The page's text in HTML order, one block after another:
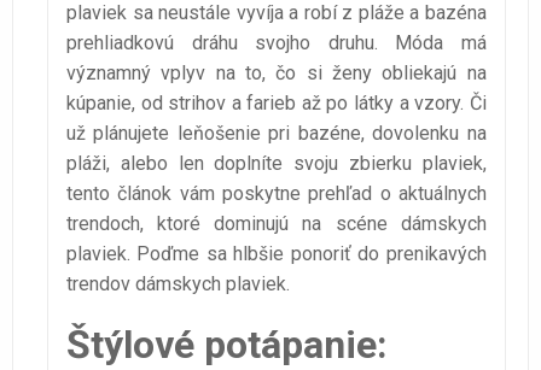
plaviek sa neustále vyvíja a robí z pláže a bazéna
prehliadkovú dráhu svojho druhu. Móda má
významný vplyv na to, čo si ženy obliekajú na
kúpanie, od strihov a farieb až po látky a vzory. Či
už plánujete leňošenie pri bazéne, dovolenku na
pláži, alebo len doplníte svoju zbierku plaviek,
tento článok vám poskytne prehľad o aktuálnych
trendoch, ktoré dominujú na scéne dámskych
plaviek. Poďme sa hlbšie ponoriť do prenikavých
trendov dámskych plaviek.
Štýlové potápanie: